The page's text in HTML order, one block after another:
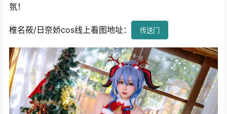
氛！
椎名莜/日奈娇cos线上看图地址： 传送门